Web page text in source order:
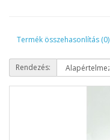
Termék összehasonlítás (0)
Rendezés: